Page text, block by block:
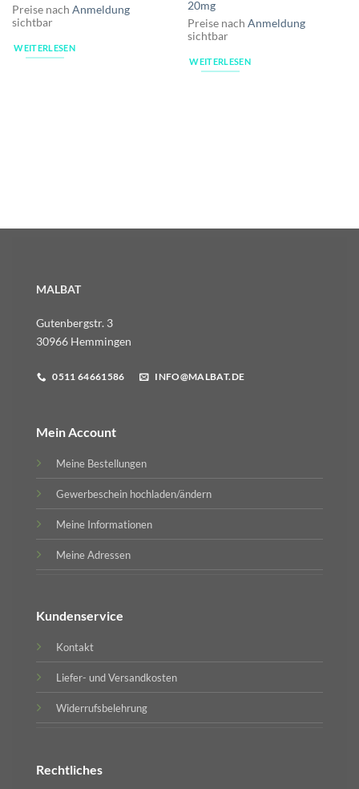
Preise nach Anmeldung
sichtbar
WEITERLESEN
20mg
Preise nach Anmeldung
sichtbar
WEITERLESEN
MALBAT
Gutenbergstr. 3
30966 Hemmingen
0511 64661586 INFO@MALBAT.DE
Mein Account
Meine Bestellungen
Gewerbeschein hochladen/ändern
Meine Informationen
Meine Adressen
Kundenservice
Kontakt
Liefer- und Versandkosten
Widerrufsbelehrung
Rechtliches